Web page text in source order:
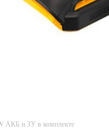
АКБ и ЗУ в комплекте